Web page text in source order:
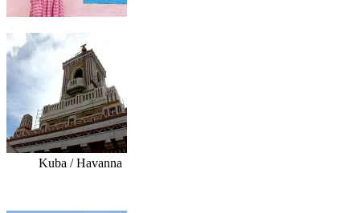
Kuba / Havanna